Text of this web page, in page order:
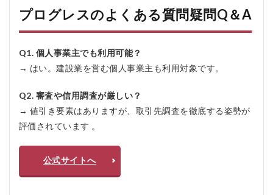
プログレスのよくある質問疑問Q＆A
Q1. 個人事業主でも利用可能？
→ はい。建設業を営む個人事業主も利用対象です。
Q2. 審査や信用調査が厳しい？
→ 値引き要素はありますが、取引先調査を徹底する姿勢が
評価されています 。
公式サイトへ